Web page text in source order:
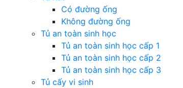
Có đường ống
Không đường ống
Tủ an toàn sinh học
Tủ an toàn sinh học cấp 1
Tủ an toàn sinh học cấp 2
Tủ an toàn sinh học cấp 3
Tủ cấy vi sinh